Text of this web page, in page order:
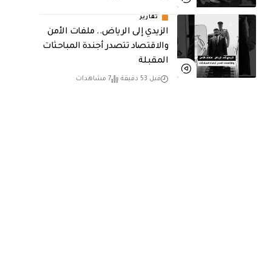
تقارير
الزيدي إلى الرياض.. ملفات الأمن
والاقتصاد تتصدر أجندة المباحثات
المقبلة
قبل 53 دقيقة 7 مشاهدات